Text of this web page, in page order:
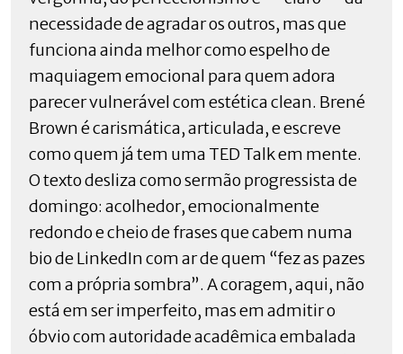
necessidade de agradar os outros, mas que
funciona ainda melhor como espelho de
maquiagem emocional para quem adora
parecer vulnerável com estética clean. Brené
Brown é carismática, articulada, e escreve
como quem já tem uma TED Talk em mente.
O texto desliza como sermão progressista de
domingo: acolhedor, emocionalmente
redondo e cheio de frases que cabem numa
bio de LinkedIn com ar de quem “fez as pazes
com a própria sombra”. A coragem, aqui, não
está em ser imperfeito, mas em admitir o
óbvio com autoridade acadêmica embalada